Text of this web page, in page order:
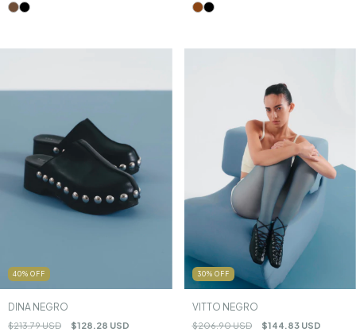
40% OFF
DINA NEGRO
$213.79 USD $128.28 USD
30% OFF
VITTO NEGRO
$206.90 USD $144.83 USD